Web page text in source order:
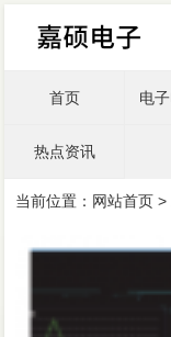
首页 电
热点资讯
当前位置： 网站首页 >